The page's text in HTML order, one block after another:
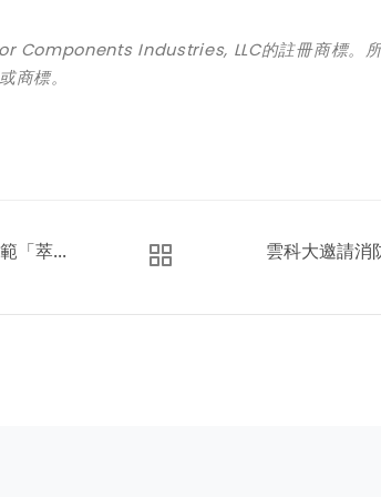
Components Industries, LLC的註冊商標。
商標。
「萃...
雲科大邀請消